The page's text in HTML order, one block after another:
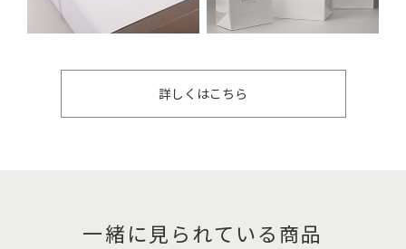
詳しくはこちら
一緒に見られている商品